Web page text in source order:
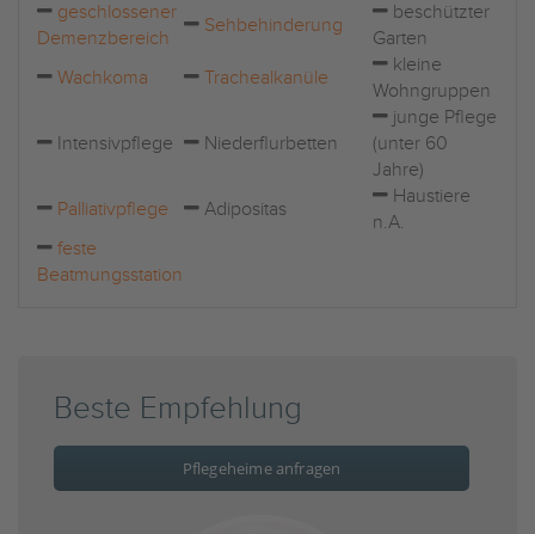
geschlossener
Demenzbereich
Sehbehinderung
beschützter
Garten
Wachkoma
Trachealkanüle
kleine
Wohngruppen
Intensivpflege Niederflurbetten
junge Pflege
(unter 60
Jahre)
Palliativpflege
Adipositas
Haustiere
n.A.
feste
Beatmungsstation
Beste Empfehlung
Pflegeheime anfragen